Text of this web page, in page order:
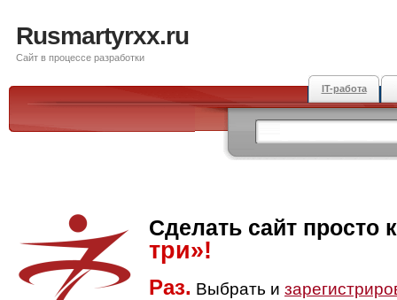
Rusmartyrxx.ru
Сайт в процессе разработки
IT-работа
Сделать сайт просто
три»!
Раз. Выбрать и